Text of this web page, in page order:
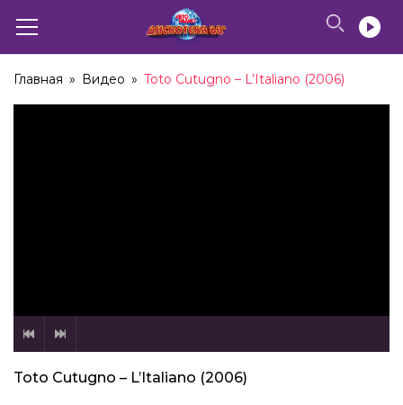
Главная » Видео » Toto Cutugno – L’Italiano (2006)
Toto Cutugno – L’Italiano (2006)